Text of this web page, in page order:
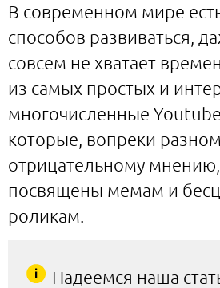
В современном мире
способов развиваться,
совсем не хватает
из самых простых и
многочисленные
которые, вопреки
отрицательному
посвящены мемам и
роликам.
Надеемся наша